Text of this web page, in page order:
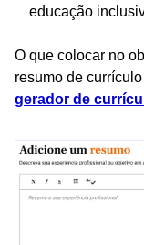
educação
O que colocar no
resumo de
gerador de